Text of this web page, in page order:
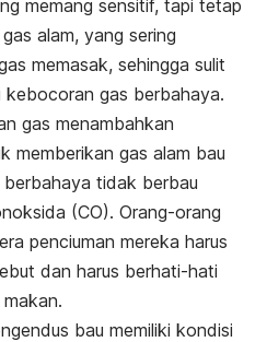
memang sensitif, tapi tetap
alam, yang sering
memasak, sehingga sulit
gas berbahaya.
gas menambahkan
memberikan gas alam bau
tidak berbau
(CO). Orang-orang
penciuman mereka harus
dan harus berhati-hati
bau memiliki kondisi